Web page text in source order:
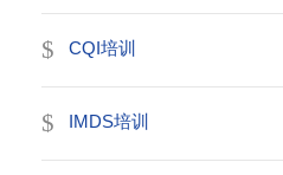
CQI培训
IMDS培训